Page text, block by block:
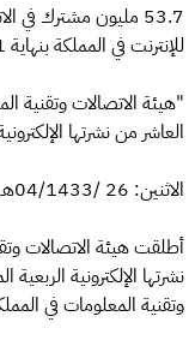
للإنترنت في المملكة بنهاية 2011
"هيئة الاتصالات
العاشر من نشرتها
الاثنين: 26 /04/1433هـ
أطلقت هيئة الاتصالات
نشرتها الإلكترونية
وتقنية المعلومات في المملكة